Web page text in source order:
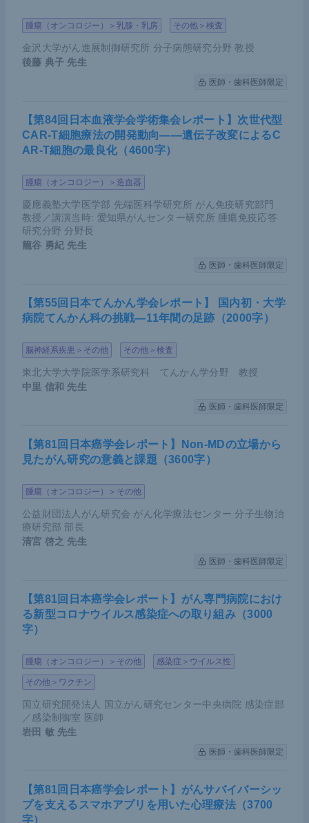
腫瘍（オンコロジー）＞乳腺・乳房 その他＞検査
金沢大学がん進展制御研究所 分子病態研究分野 教授
後藤 典子 先生
医師・歯科医師限定
【第84回日本血液学会学術集会レポート】次世代型
CAR-T細胞療法の開発動向――遺伝子改変によるC
AR-T細胞の最良化（4600字）
腫瘍（オンコロジー）＞造血器
慶應義塾大学医学部 先端医科学研究所 がん免疫研究部門
教授／講演当時: 愛知県がんセンター研究所 腫瘍免疫応答
研究分野 分野長
籠谷 勇紀 先生
医師・歯科医師限定
【第55回日本てんかん学会レポート】 国内初・大学
病院てんかん科の挑戦―11年間の足跡（2000字）
脳神経系疾患＞その他 その他＞検査
東北大学大学院医学系研究科 てんかん学分野 教授
中里 信和 先生
医師・歯科医師限定
【第81回日本癌学会レポート】Non-MDの立場から
見たがん研究の意義と課題（3600字）
腫瘍（オンコロジー）＞その他
公益財団法人がん研究会 がん化学療法センター 分子生物治
療研究部 部長
清宮 啓之 先生
医師・歯科医師限定
【第81回日本癌学会レポート】がん専門病院におけ
る新型コロナウイルス感染症への取り組み（3000
字）
腫瘍（オンコロジー）＞その他 感染症＞ウイルス性
その他＞ワクチン
国立研究開発法人 国立がん研究センター中央病院 感染症部
／感染制御室 医師
岩田 敏 先生
医師・歯科医師限定
【第81回日本癌学会レポート】がんサバイバーシッ
プを支えるスマホアプリを用いた心理療法（3700
字）